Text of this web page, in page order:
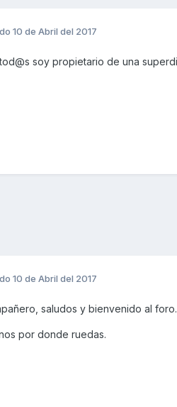
10 de Abril del 2017
soy propietario de una
10 de Abril del 2017
saludos y bienvenido al foro.
por donde ruedas.